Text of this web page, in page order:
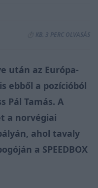
⏱️ KB. 3 PERC OLVASÁS
után az Európa-
ebből a pozícióból
Pál Tamás. A
a norvégiai
ahol tavaly
a SPEEDBOX